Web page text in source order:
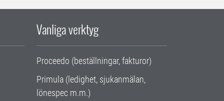
Vanliga verktyg
Proceedo (beställningar, fakturor)
Primula (ledighet, sjukanmälan,
lönespec m.m.)